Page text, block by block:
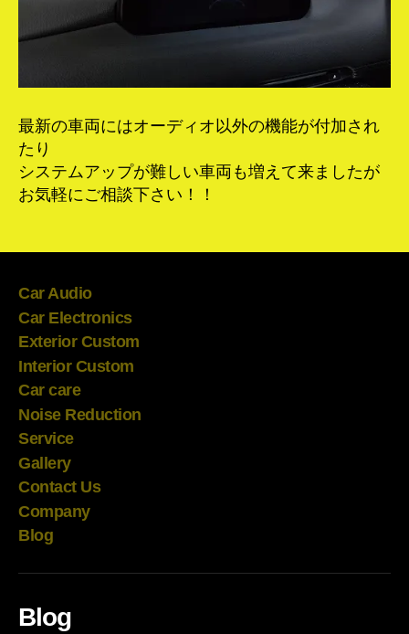
最新の車両にはオーディオ以外の機能が付加され
たり
システムアップが難しい車両も増えて来ましたが
お気軽にご相談下さい！！
Car Audio
Car Electronics
Exterior Custom
Interior Custom
Car care
Noise Reduction
Service
Gallery
Contact Us
Company
Blog
Blog